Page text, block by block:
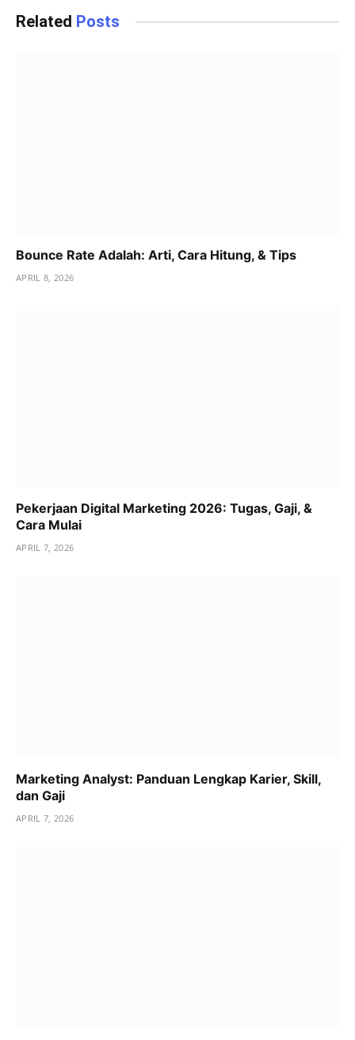
Related Posts
Bounce Rate Adalah: Arti, Cara Hitung, & Tips
APRIL 8, 2026
Pekerjaan Digital Marketing 2026: Tugas, Gaji, &
Cara Mulai
APRIL 7, 2026
Marketing Analyst: Panduan Lengkap Karier, Skill,
dan Gaji
APRIL 7, 2026